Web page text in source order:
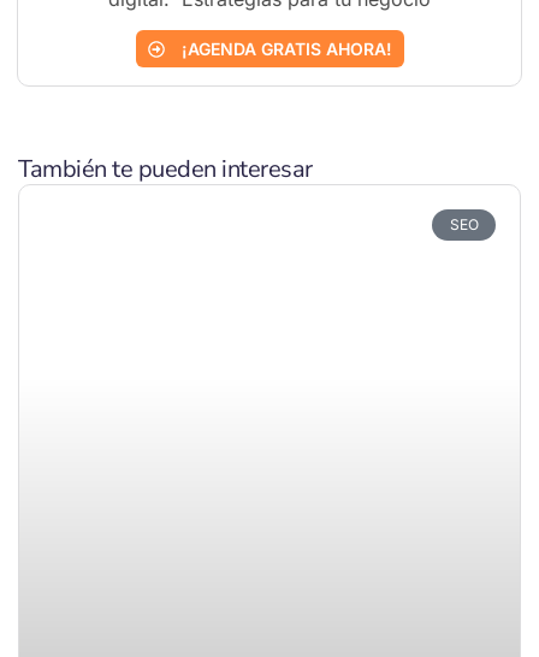
¡AGENDA GRATIS AHORA!
También te pueden interesar
SEO